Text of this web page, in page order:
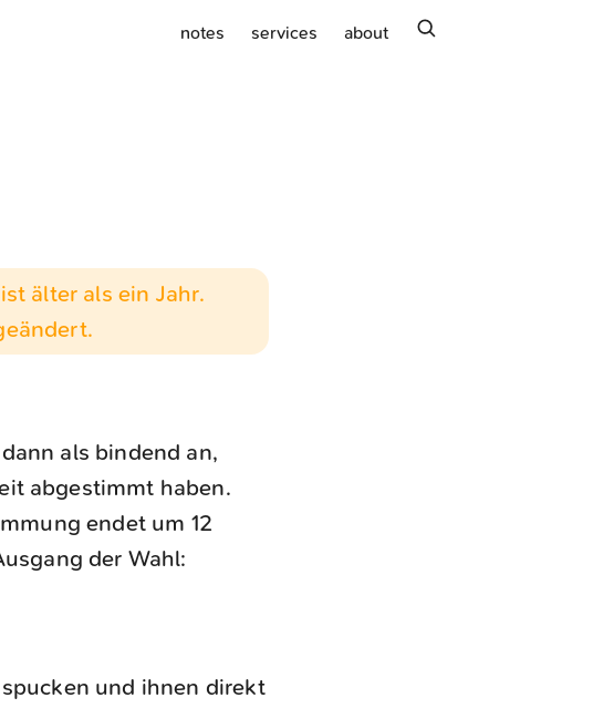
notes services about
älter als ein Jahr.
als bindend an,
abgestimmt haben.
endet um 12
der Wahl:
und ihnen direkt